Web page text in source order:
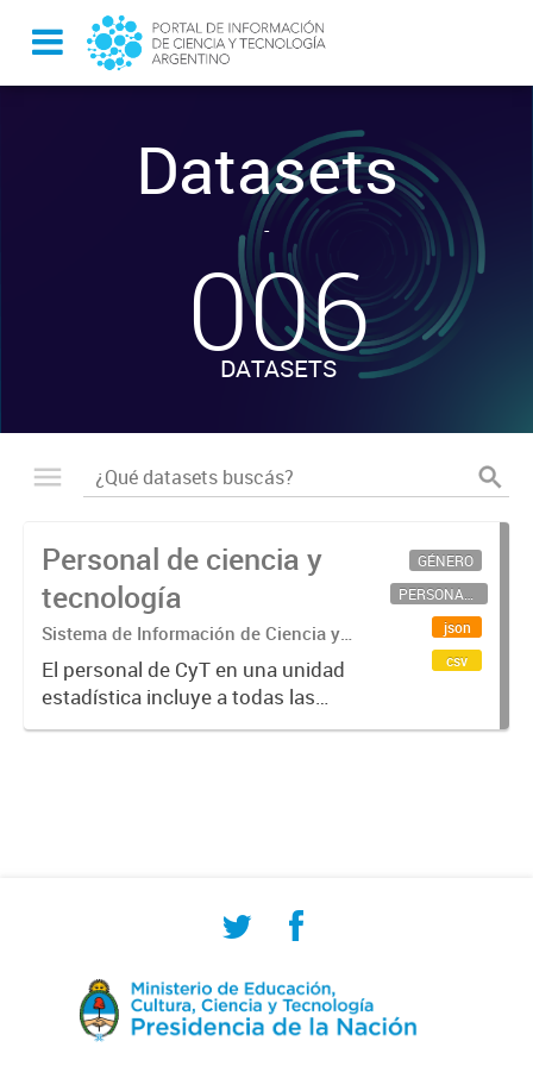
Datasets
-
006
DATASETS
Personal de ciencia y
tecnología
Sistema de Información de Ciencia y
Tecnología Argentino (SICYTAR)
El personal de CyT en una unidad
estadística incluye a todas las
personas involucradas
GÉNERO
PERSONAL CIENTÍFICO-TECNOLÓGICO
json
csv